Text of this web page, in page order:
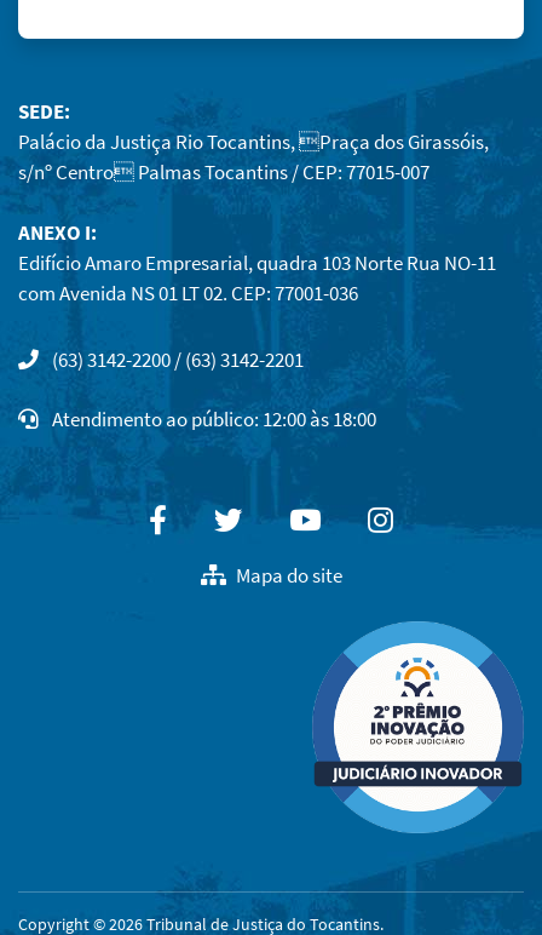
SEDE:
Palácio da Justiça Rio Tocantins, Praça dos Girassóis,
s/nº Centro Palmas Tocantins / CEP: 77015-007
ANEXO I:
Edifício Amaro Empresarial, quadra 103 Norte Rua NO-11
com Avenida NS 01 LT 02. CEP: 77001-036
(63) 3142-2200 / (63) 3142-2201
Atendimento ao público: 12:00 às 18:00
FacebookTwitterYoutubeInstagram
Mapa do site
Copyright © 2026 Tribunal de Justiça do Tocantins.